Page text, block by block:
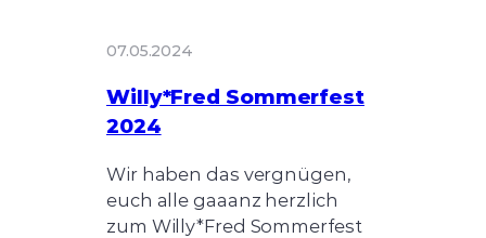
07.05.2024
Willy*Fred Sommerfest
2024
Wir haben das vergnügen,
euch alle gaaanz herzlich
zum Willy*Fred Sommerfest